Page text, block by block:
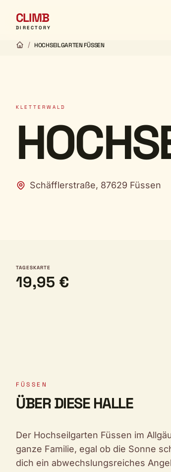
CLIMB
DIRECTORY
/ HOCHSEILGARTEN FÜSSEN
KLETTERWALD
Schäfflerstraße, 87629 Füssen
TAGESKARTE
19,95 €
FÜSSEN
ÜBER DIESE HALLE
Der Hochseilgarten Füssen im
ganze Familie, egal ob die Sonne
dich ein abwechslungsreiches